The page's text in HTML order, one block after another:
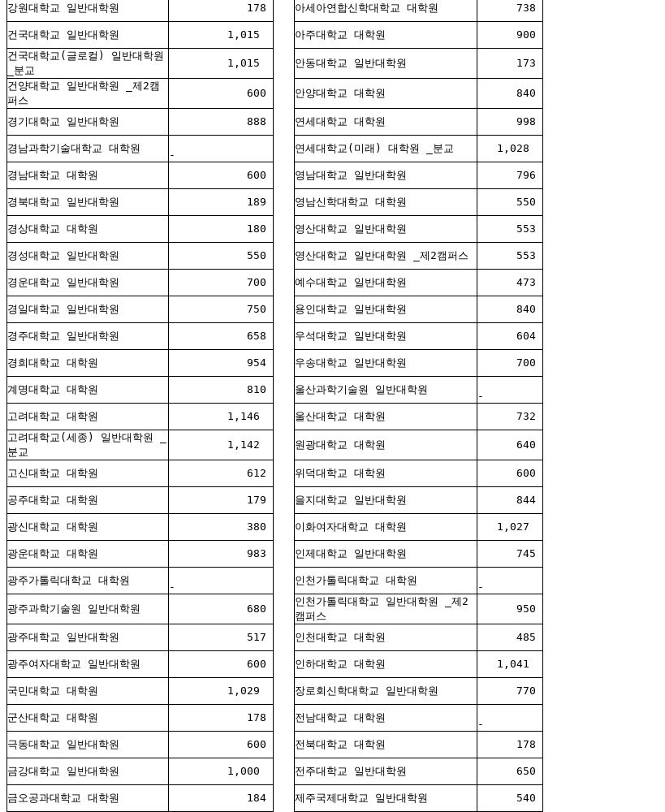
강원대학교 일반대학원 178 아세아연합신학대학교 대학원 738
건국대학교 일반대학원 1,015 아주대학교 대학원
900
건국대학교(글로컬) 일반대학원
_분교
1,015 안동대학교 일반대학원
173
건양대학교 일반대학원 _제2캠
퍼스
600 안양대학교 대학원 840
경기대학교 일반대학원 888 연세대학교 대학원 998
경남과학기술대학교 대학원
-
연세대학교(미래) 대학원 _분교 1,028
경남대학교 대학원 600 영남대학교 일반대학원 796
경북대학교 일반대학원 189 영남신학대학교 대학원 550
경상대학교 대학원 180 영산대학교 일반대학원 553
경성대학교 일반대학원 550 영산대학교 일반대학원 _제2캠퍼스 553
경운대학교 일반대학원 700 예수대학교 일반대학원 473
경일대학교 일반대학원 750 용인대학교 일반대학원 840
경주대학교 일반대학원 658 우석대학교 일반대학원 604
경희대학교 대학원 954 우송대학교 일반대학원 700
계명대학교 대학원 810 울산과학기술원 일반대학원
-
고려대학교 대학원
1,146 울산대학교 대학원
732
고려대학교(세종) 일반대학원 _
분교
1,142 원광대학교 대학원 640
고신대학교 대학원 612 위덕대학교 대학원 600
공주대학교 대학원 179 을지대학교 일반대학원 844
광신대학교 대학원 380 이화여자대학교 대학원 1,027
광운대학교 대학원 983 인제대학교 일반대학원 745
광주가톨릭대학교 대학원
-
인천가톨릭대학교 대학원
-
광주과학기술원 일반대학원
680
인천가톨릭대학교 일반대학원 _제2
캠퍼스
950
광주대학교 일반대학원 517 인천대학교 대학원 485
광주여자대학교 일반대학원 600 인하대학교 대학원 1,041
국민대학교 대학원 1,029 장로회신학대학교 일반대학원 770
군산대학교 대학원 178 전남대학교 대학원
-
극동대학교 일반대학원
600 전북대학교 대학원 178
금강대학교 일반대학원 1,000 전주대학교 일반대학원 650
금오공과대학교 대학원 184 제주국제대학교 일반대학원 540